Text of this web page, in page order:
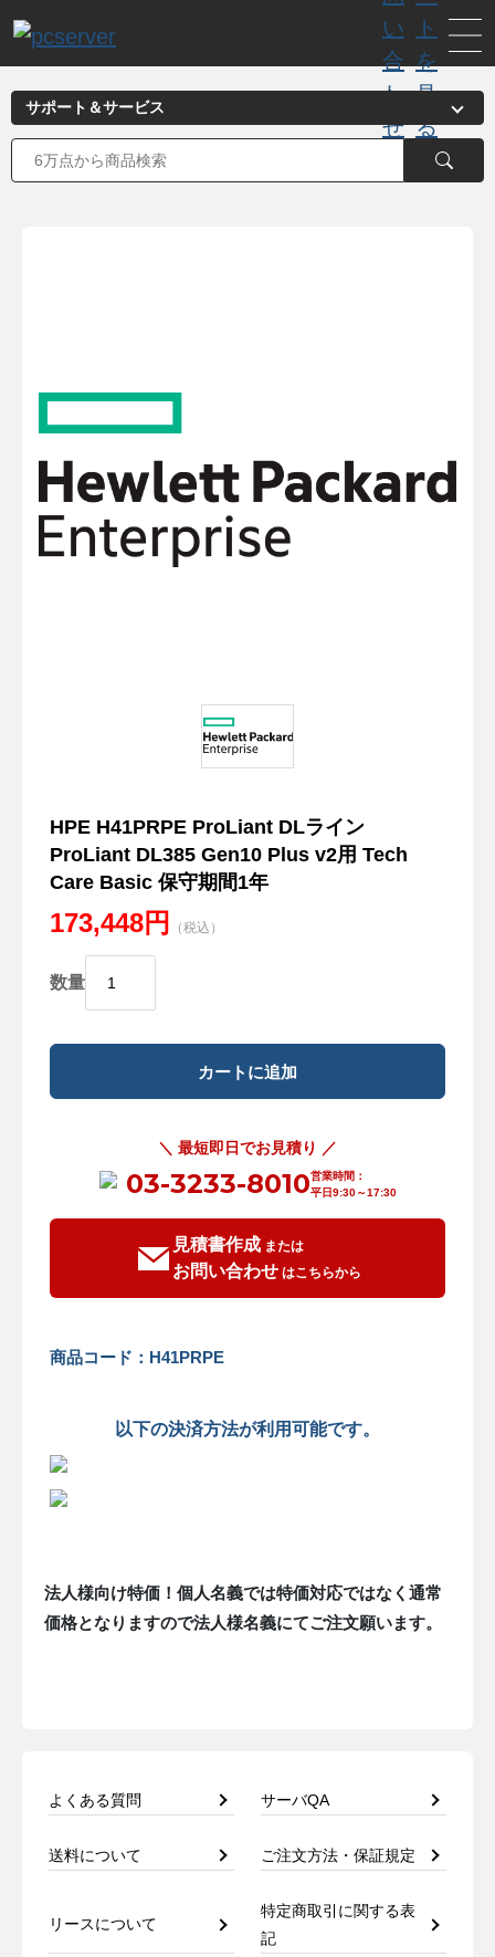
HPE H41PRPE ProLiant DLライン
ProLiant DL385 Gen10 Plus v2用 Tech
Care Basic 保守期間1年
173,448円 （税込）
数量
＼ 最短即日でお見積り ／
03-3233-8010営業時間：
平日9:30～17:30
見積書作成または
お問い合わせはこちらから
商品コード：H41PRPE
以下の決済方法が利用可能です。
法人様向け特価！個人名義では特価対応ではなく通常
価格となりますので法人様名義にてご注文願います。
よくある質問 サーバQA
送料について ご注文方法・保証規定
リースについて
特定商取引に関する表
記